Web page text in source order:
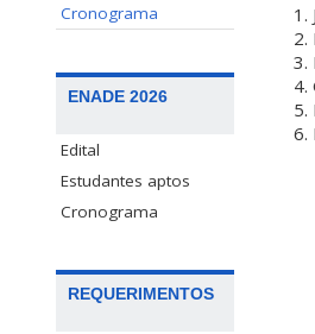
Cronograma
ENADE 2026
Edital
Estudantes aptos
Cronograma
REQUERIMENTOS
1.
2.
3.
4.
5.
6.